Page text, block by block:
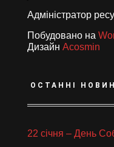
Адміністратор
Побудовано на
Дизайн Acosmin
ОСТАННІ
22 січня – День